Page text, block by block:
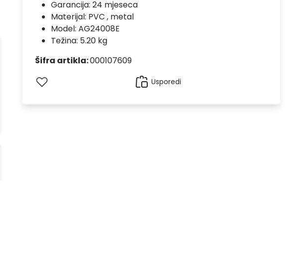
Garancija: 24 mjeseca
Materijal: PVC , metal
Model: AG24008E
Težina: 5.20 kg
Šifra artikla:000107609
Usporedi